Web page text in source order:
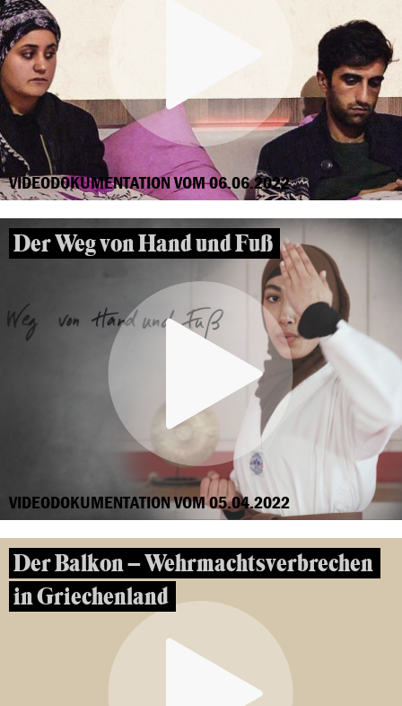
VIDEODOKUMENTATION VOM 06.06.2022
Der Weg von Hand und Fuß
VIDEODOKUMENTATION VOM 05.04.2022
Der Balkon – Wehrmachtsverbrechen
in Griechenland